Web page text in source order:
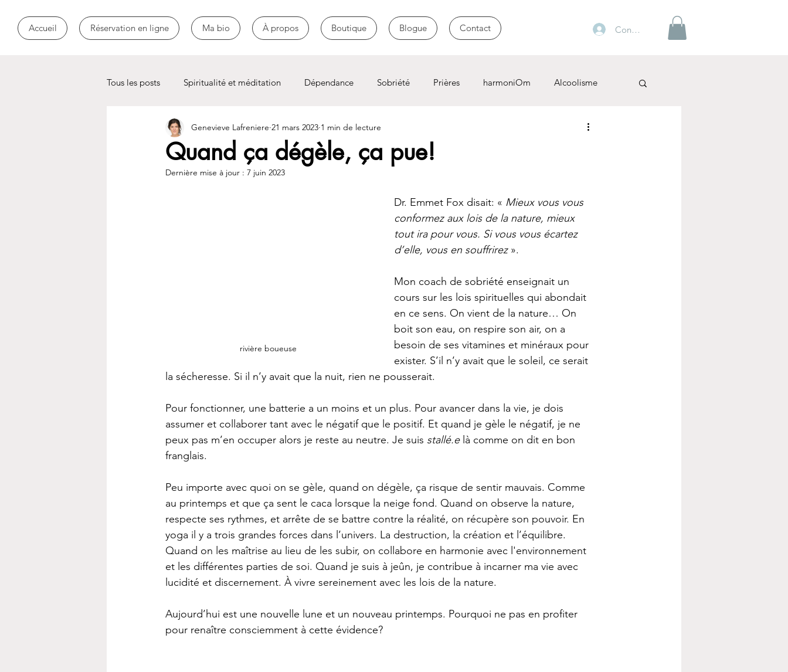
Accueil Réservation en ligne Ma bio À propos Boutique Blogue Contact Connexion
Tous les posts Spiritualité et méditation Dépendance Sobriété Prières harmoniOm Alcoolisme
Toxicomanie addiction
Quand ça dégèle, ça pue!
Genevieve Lafreniere 21 mars 2023 1 min de lecture
Dernière mise à jour : 7 juin 2023
rivière boueuse
Dr. Emmet Fox disait: « Mieux vous vous
conformez aux lois de la nature, mieux
tout ira pour vous. Si vous vous écartez
d’elle, vous en souffrirez ».
Mon coach de sobriété enseignait un
cours sur les lois spirituelles qui abondait
en ce sens. On vient de la nature… On
boit son eau, on respire son air, on a
besoin de ses vitamines et minéraux pour
exister. S’il n’y avait que le soleil, ce serait
la sécheresse. Si il n’y avait que la nuit, rien ne pousserait.
Pour fonctionner, une batterie a un moins et un plus. Pour avancer dans la vie, je dois
assumer et collaborer tant avec le négatif que le positif. Et quand je gèle le négatif, je ne
peux pas m’en occuper alors je reste au neutre. Je suis stallé.e là comme on dit en bon
franglais.
Peu importe avec quoi on se gèle, quand on dégèle, ça risque de sentir mauvais. Comme
au printemps et que ça sent le caca lorsque la neige fond. Quand on observe la nature,
respecte ses rythmes, et arrête de se battre contre la réalité, on récupère son pouvoir. En
yoga il y a trois grandes forces dans l’univers. La destruction, la création et l’équilibre.
Quand on les maîtrise au lieu de les subir, on collabore en harmonie avec l'environnement
et les différentes parties de soi. Quand je suis à jeûn, je contribue à incarner ma vie avec
lucidité et discernement. À vivre sereinement avec les lois de la nature.
Aujourd’hui est une nouvelle lune et un nouveau printemps. Pourquoi ne pas en profiter
pour renaître consciemment à cette évidence?